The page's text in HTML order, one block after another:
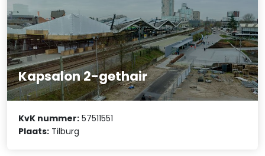
Kapsalon 2-gethair
KvK nummer: 57511551
Plaats: Tilburg